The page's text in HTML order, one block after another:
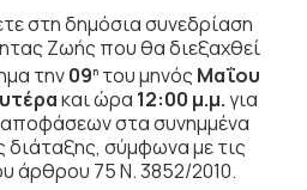
στη δημόσια συνεδρίαση
Ζωής που θα διεξαχθεί
την09ητου μηνός Μαΐου
και ώρα 12:00 μ.μ.για
αποφάσεων στα συνημμένα
διάταξης, σύμφωνα με τις
άρθρου 75 Ν. 3852/2010.